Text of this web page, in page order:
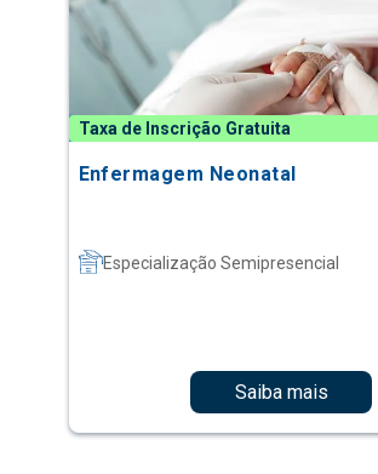
Taxa de Inscrição Gratuita
Enfermagem Neonatal
Especialização Semipresencial
Saiba mais